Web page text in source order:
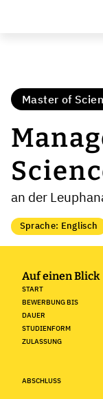
Master of
an der
Sprache: Englisch
Auf einen Blick
START
BEWERBUNG BIS
DAUER
STUDIENFORM
ZULASSUNG
ABSCHLUSS